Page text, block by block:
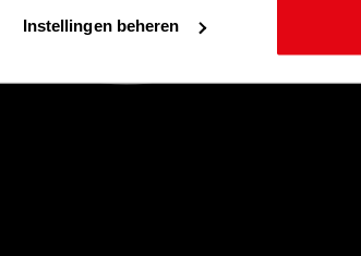
Instellingen beheren